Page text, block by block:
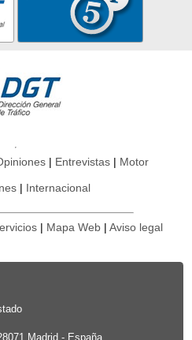
Entrevistas Motor
Internacional
Mapa Web Aviso legal
Madrid - España